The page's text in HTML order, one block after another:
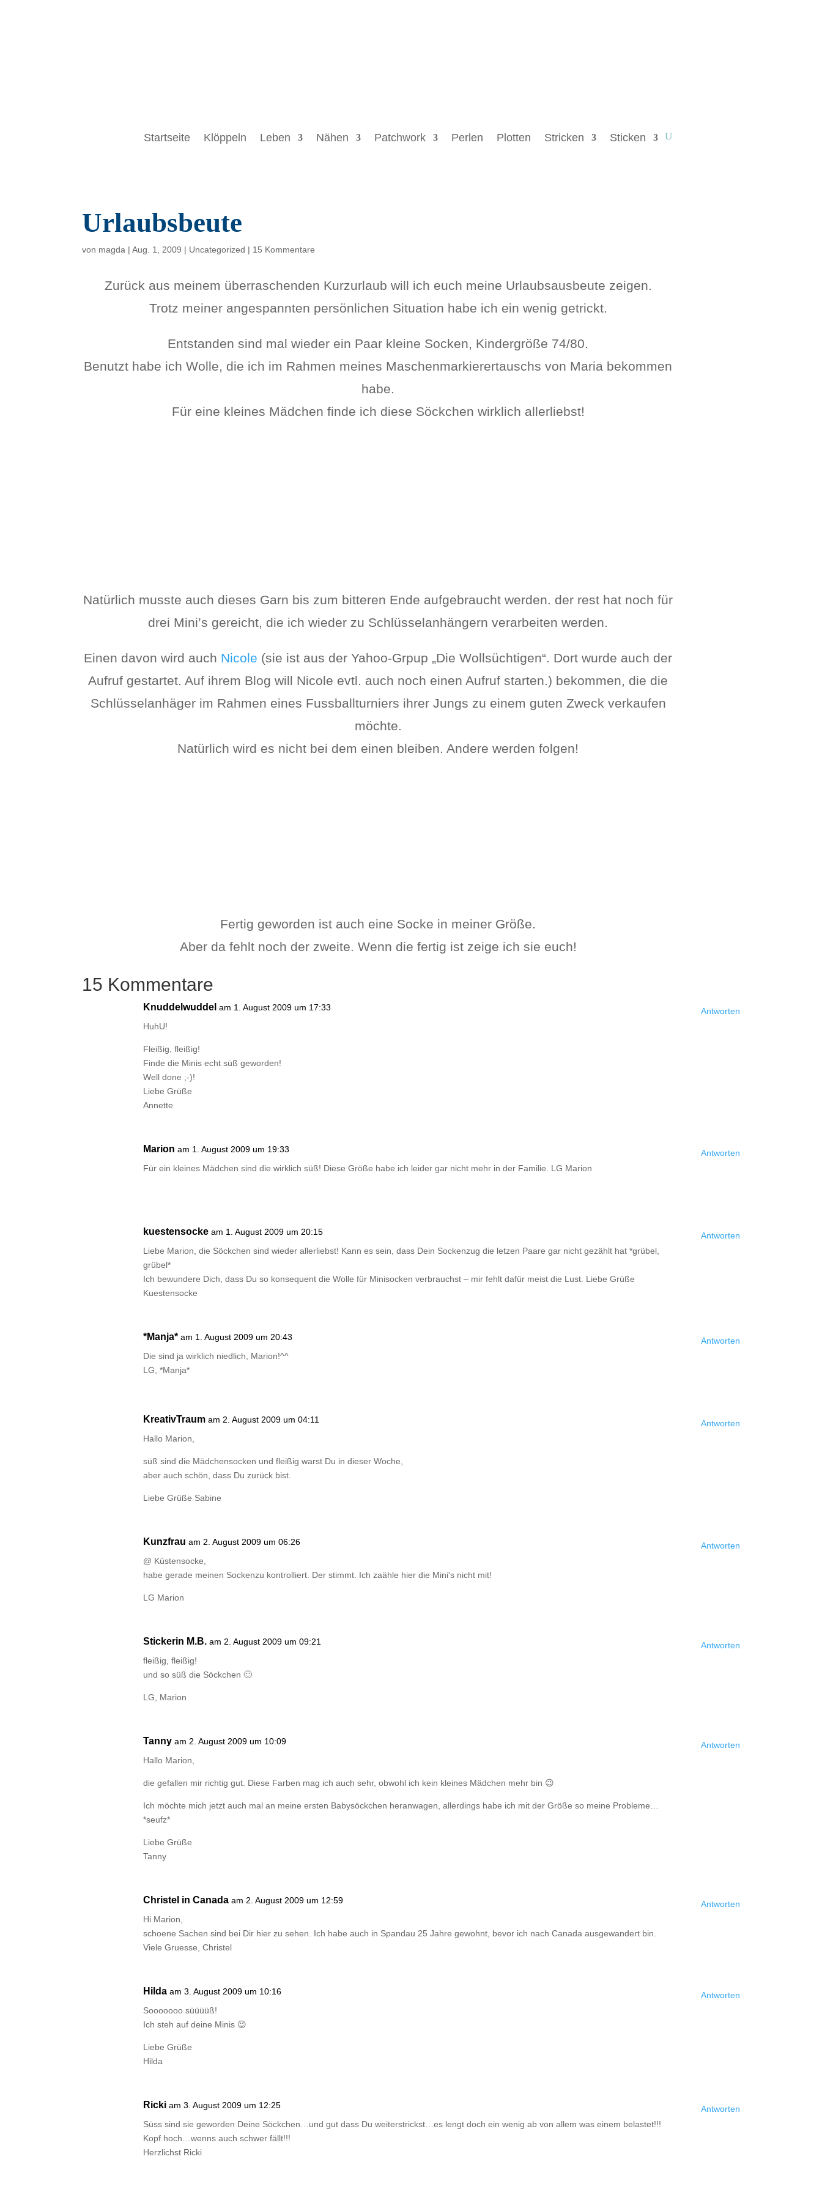
Startseite Klöppeln Leben Nähen Patchwork Perlen Plotten Stricken Sticken
Urlaubsbeute
von magda |Aug. 1, 2009 | Uncategorized | 15 Kommentare
Zurück aus meinem überraschenden Kurzurlaub will ich euch meine Urlaubsausbeute zeigen.
Trotz meiner angespannten persönlichen Situation habe ich ein wenig getrickt.
Entstanden sind mal wieder ein Paar kleine Socken, Kindergröße 74/80.
Benutzt habe ich Wolle, die ich im Rahmen meines Maschenmarkierertauschs von Maria bekommen
habe.
Für eine kleines Mädchen finde ich diese Söckchen wirklich allerliebst!
Natürlich musste auch dieses Garn bis zum bitteren Ende aufgebraucht werden. der rest hat noch für
drei Mini’s gereicht, die ich wieder zu Schlüsselanhängern verarbeiten werden.
Einen davon wird auch Nicole (sie ist aus der Yahoo-Grpup „Die Wollsüchtigen“. Dort wurde auch der
Aufruf gestartet. Auf ihrem Blog will Nicole evtl. auch noch einen Aufruf starten.) bekommen, die die
Schlüsselanhäger im Rahmen eines Fussballturniers ihrer Jungs zu einem guten Zweck verkaufen
möchte.
Natürlich wird es nicht bei dem einen bleiben. Andere werden folgen!
Fertig geworden ist auch eine Socke in meiner Größe.
Aber da fehlt noch der zweite. Wenn die fertig ist zeige ich sie euch!
15 Kommentare
Knuddelwuddel am 1. August 2009 um 17:33
HuhU!
Fleißig, fleißig!
Finde die Minis echt süß geworden!
Well done ;-)!
Liebe Grüße
Annette
Antworten
Marion am 1. August 2009 um 19:33
Für ein kleines Mädchen sind die wirklich süß! Diese Größe habe ich leider gar nicht mehr in der Familie. LG Marion
Antworten
kuestensocke am 1. August 2009 um 20:15
Liebe Marion, die Söckchen sind wieder allerliebst! Kann es sein, dass Dein Sockenzug die letzen Paare gar nicht gezählt hat *grübel,
grübel*
Ich bewundere Dich, dass Du so konsequent die Wolle für Minisocken verbrauchst – mir fehlt dafür meist die Lust. Liebe Grüße
Kuestensocke
Antworten
*Manja* am 1. August 2009 um 20:43
Die sind ja wirklich niedlich, Marion!^^
LG, *Manja*
Antworten
KreativTraum am 2. August 2009 um 04:11
Hallo Marion,
süß sind die Mädchensocken und fleißig warst Du in dieser Woche,
aber auch schön, dass Du zurück bist.
Liebe Grüße Sabine
Antworten
Kunzfrau am 2. August 2009 um 06:26
@ Küstensocke,
habe gerade meinen Sockenzu kontrolliert. Der stimmt. Ich zaähle hier die Mini's nicht mit!
LG Marion
Antworten
Stickerin M.B. am 2. August 2009 um 09:21
fleißig, fleißig!
und so süß die Söckchen 🙂
LG, Marion
Antworten
Tanny am 2. August 2009 um 10:09
Hallo Marion,
die gefallen mir richtig gut. Diese Farben mag ich auch sehr, obwohl ich kein kleines Mädchen mehr bin 😉
Ich möchte mich jetzt auch mal an meine ersten Babysöckchen heranwagen, allerdings habe ich mit der Größe so meine Probleme…
*seufz*
Liebe Grüße
Tanny
Antworten
Christel in Canada am 2. August 2009 um 12:59
Hi Marion,
schoene Sachen sind bei Dir hier zu sehen. Ich habe auch in Spandau 25 Jahre gewohnt, bevor ich nach Canada ausgewandert bin.
Viele Gruesse, Christel
Antworten
Hilda am 3. August 2009 um 10:16
Sooooooo süüüüß!
Ich steh auf deine Minis 😉
Liebe Grüße
Hilda
Antworten
Ricki am 3. August 2009 um 12:25
Süss sind sie geworden Deine Söckchen…und gut dass Du weiterstrickst…es lengt doch ein wenig ab von allem was einem belastet!!!
Kopf hoch…wenns auch schwer fällt!!!
Herzlichst Ricki
Antworten